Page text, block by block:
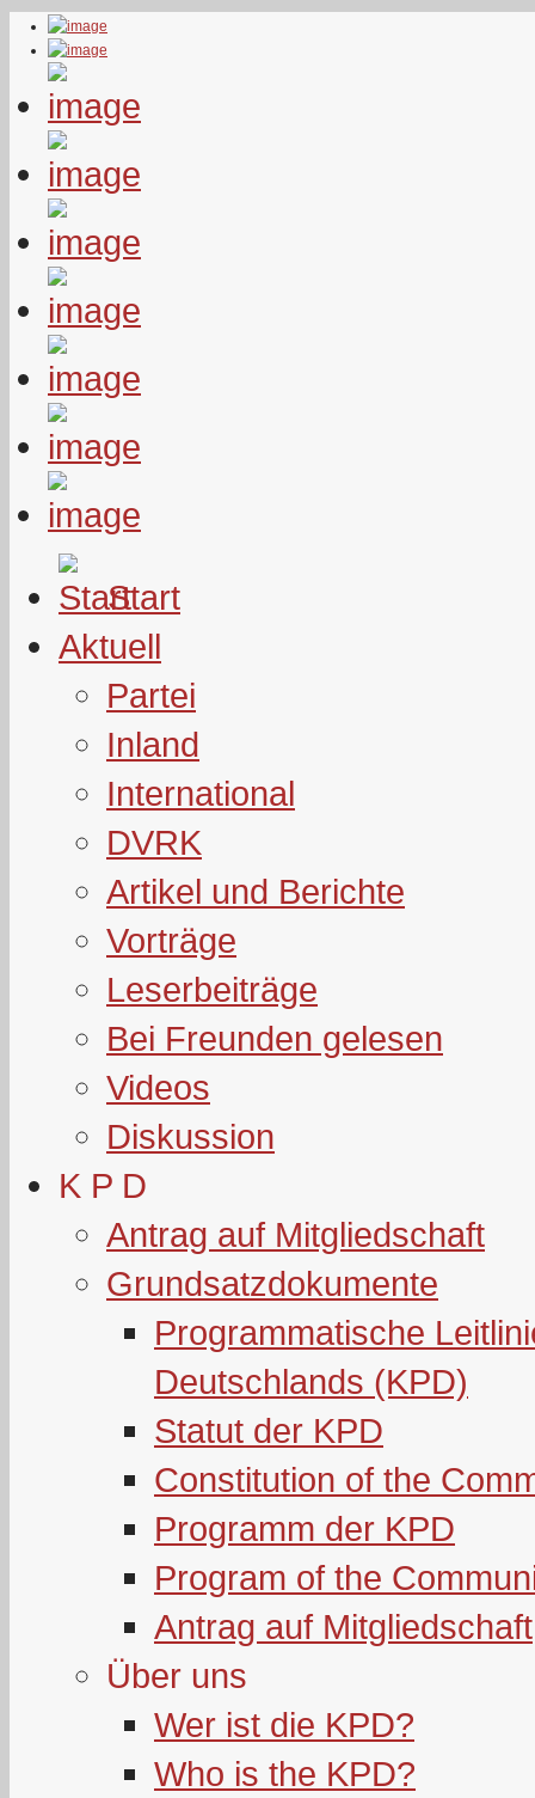
Start
Aktuell
Partei
Inland
International
DVRK
Artikel und Berichte
Vorträge
Leserbeiträge
Bei Freunden gelesen
Videos
Diskussion
K P D
Antrag auf Mitgliedschaft
Grundsatzdokumente
Programmatische
Deutschlands (KPD)
Statut der KPD
Constitution of the
Programm der KPD
Program of the
Antrag auf Mitgliedschaft
Über uns
Wer ist die KPD?
Who is the KPD?